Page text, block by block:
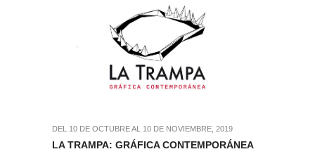
DEL 10 DE OCTUBRE AL 10 DE NOVIEMBRE, 2019
LA TRAMPA: GRÁFICA CONTEMPORÁNEA